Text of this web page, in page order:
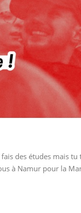
des études mais
à Namur pour la